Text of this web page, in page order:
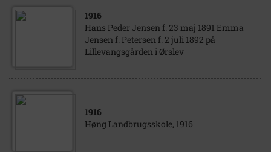
1916
Hans Peder Jensen f. 23 maj 1891 Emma
Jensen f. Petersen f. 2 juli 1892 på
Lillevangsgården i Ørslev
1916
Høng Landbrugsskole, 1916